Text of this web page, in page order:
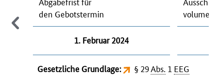
den Gebotstermin
volumen
1. Februar 2024
Gesetzliche Grundlage: § 29Abs. 1 EEG